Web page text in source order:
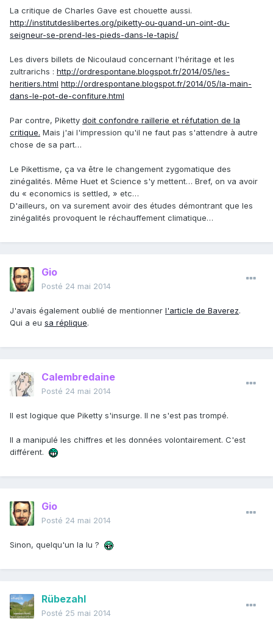
La critique de Charles Gave est chouette aussi.
http://institutdeslibertes.org/piketty-ou-quand-un-oint-du-
seigneur-se-prend-les-pieds-dans-le-tapis/
Les divers billets de Nicoulaud concernant l'héritage et les
zultrarichs : http://ordrespontane.blogspot.fr/2014/05/les-
heritiers.html http://ordrespontane.blogspot.fr/2014/05/la-main-
dans-le-pot-de-confiture.html
Par contre, Piketty doit confondre raillerie et réfutation de la
critique. Mais j'ai l'impression qu'il ne faut pas s'attendre à autre
chose de sa part…
Le Pikettisme, ça va être le changement zygomatique des
zinégalités. Même Huet et Science s'y mettent… Bref, on va avoir
du « economics is settled, » etc…
D'ailleurs, on va surement avoir des études démontrant que les
zinégalités provoquent le réchauffement climatique…
Gio
Posté 24 mai 2014
J'avais également oublié de mentionner l'article de Baverez.
Qui a eu sa réplique.
Calembredaine
Posté 24 mai 2014
Il est logique que Piketty s'insurge. Il ne s'est pas trompé.
Il a manipulé les chiffres et les données volontairement. C'est
différent.
Gio
Posté 24 mai 2014
Sinon, quelqu'un la lu ?
Rübezahl
Posté 25 mai 2014